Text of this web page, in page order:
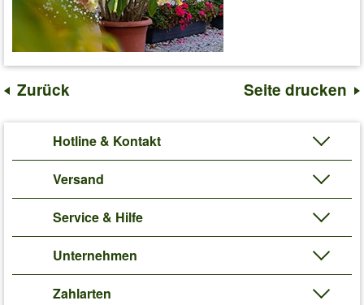
Zurück Seite drucken
Hotline & Kontakt
Versand
Service & Hilfe
Unternehmen
Zahlarten